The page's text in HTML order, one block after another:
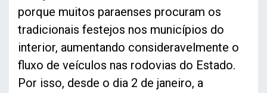
porque muitos paraenses procuram os
tradicionais festejos nos municípios do
interior, aumentando consideravelmente o
fluxo de veículos nas rodovias do Estado.
Por isso, desde o dia 2 de janeiro, a